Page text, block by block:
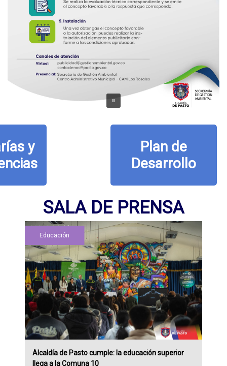
Desarrollo
SALA DE PRENSA
Educación
Alcaldía de Pasto cumple: la educación superior
llega a la Comuna 10